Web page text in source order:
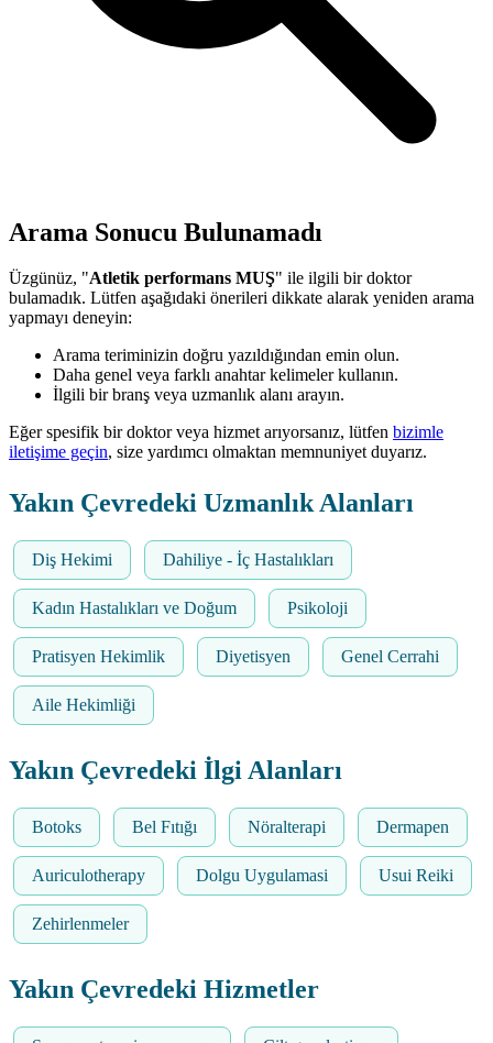
Arama Sonucu Bulunamadı
Üzgünüz, "Atletik performans MUŞ" ile ilgili bir doktor
bulamadık. Lütfen aşağıdaki önerileri dikkate alarak yeniden arama
yapmayı deneyin:
Arama teriminizin doğru yazıldığından emin olun.
Daha genel veya farklı anahtar kelimeler kullanın.
İlgili bir branş veya uzmanlık alanı arayın.
Eğer spesifik bir doktor veya hizmet arıyorsanız, lütfen bizimle
iletişime geçin, size yardımcı olmaktan memnuniyet duyarız.
Yakın Çevredeki Uzmanlık Alanları
Diş Hekimi Dahiliye - İç Hastalıkları
Kadın Hastalıkları ve Doğum Psikoloji
Pratisyen Hekimlik Diyetisyen Genel Cerrahi
Aile Hekimliği
Yakın Çevredeki İlgi Alanları
Botoks Bel Fıtığı Nöralterapi Dermapen
Auriculotherapy Dolgu Uygulamasi Usui Reiki
Zehirlenmeler
Yakın Çevredeki Hizmetler